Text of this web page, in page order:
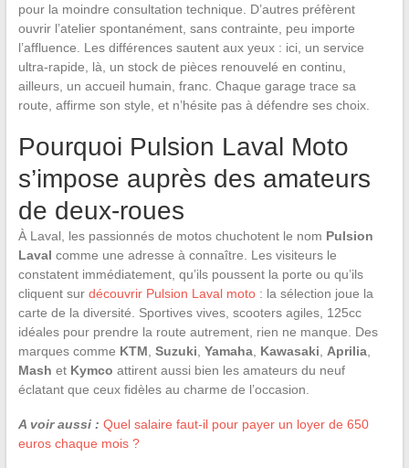
pour la moindre consultation technique. D’autres préfèrent
ouvrir l’atelier spontanément, sans contrainte, peu importe
l’affluence. Les différences sautent aux yeux : ici, un service
ultra-rapide, là, un stock de pièces renouvelé en continu,
ailleurs, un accueil humain, franc. Chaque garage trace sa
route, affirme son style, et n’hésite pas à défendre ses choix.
Pourquoi Pulsion Laval Moto
s’impose auprès des amateurs
de deux-roues
À Laval, les passionnés de motos chuchotent le nom Pulsion
Laval comme une adresse à connaître. Les visiteurs le
constatent immédiatement, qu’ils poussent la porte ou qu’ils
cliquent sur découvrir Pulsion Laval moto: la sélection joue la
carte de la diversité. Sportives vives, scooters agiles, 125cc
idéales pour prendre la route autrement, rien ne manque. Des
marques comme KTM Suzuki Yamaha, Kawasaki Aprilia,
Mash et Kymco attirent aussi bien les amateurs du neuf
éclatant que ceux fidèles au charme de l’occasion.
A voir aussi : Quel salaire faut-il pour payer un loyer de 650
euros chaque mois ?